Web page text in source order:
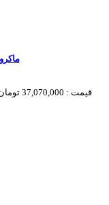
ماکروویو
قیمت : 37,070,000 تومان